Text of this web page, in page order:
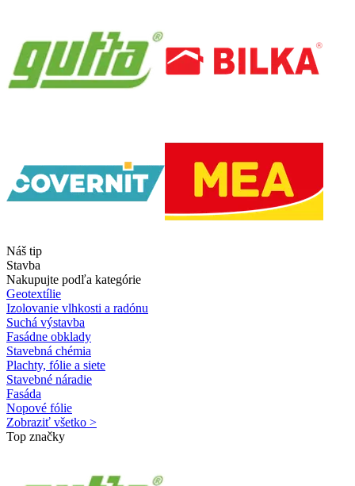
Náš tip
Stavba
Nakupujte podľa kategórie
Geotextílie
Izolovanie vlhkosti a radónu
Suchá výstavba
Fasádne obklady
Stavebná chémia
Plachty, fólie a siete
Stavebné náradie
Fasáda
Nopové fólie
Zobraziť všetko >
Top značky